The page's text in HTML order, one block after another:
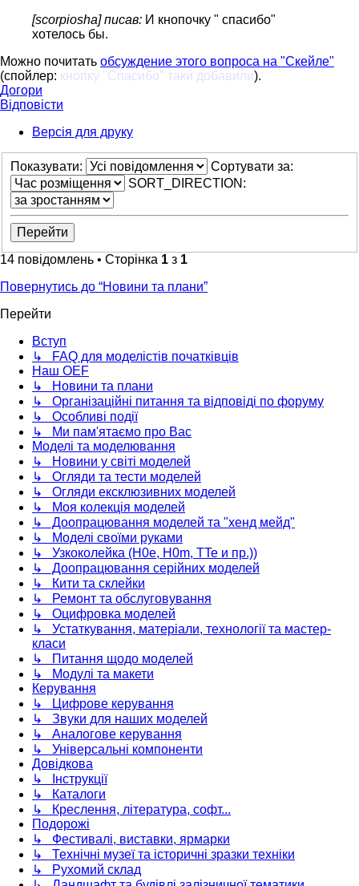
[scorpiosha] писав: И кнопочку " спасибо"
хотелось бы.
Можно почитать обсуждение этого вопроса на "Скейле"
(спойлер: кнопку "Спасибо" таки добавили).
Догори
Відповісти
Версія для друку
Показувати:
Сортувати за:
SORT_DIRECTION:
14 повідомлень • Сторінка 1 з 1
Повернутись до “Новини та плани”
Перейти
Вступ
↳ FAQ для моделістів початківців
Наш OEF
↳ Новини та плани
↳ Організаційні питання та відповіді по форуму
↳ Особливі події
↳ Ми пам'ятаємо про Вас
Моделі та моделювання
↳ Новини у світі моделей
↳ Огляди та тести моделей
↳ Огляди ексклюзивних моделей
↳ Моя колекція моделей
↳ Доопрацювання моделей та "хенд мейд"
↳ Моделі своїми руками
↳ Узкоколейка (H0e, H0m, TTe и пр.))
↳ Доопрацювання серійних моделей
↳ Кити та склейки
↳ Ремонт та обслуговування
↳ Оцифровка моделей
↳ Устаткування, матеріали, технології та мастер-
класи
↳ Питання щодо моделей
↳ Модулі та макети
Керування
↳ Цифрове керування
↳ Звуки для наших моделей
↳ Аналогове керування
↳ Універсальні компоненти
Довідкова
↳ Інструкції
↳ Каталоги
↳ Креслення, література, софт...
Подорожі
↳ Фестивалі, виставки, ярмарки
↳ Технічні музеї та історичні зразки техніки
↳ Рухомий склад